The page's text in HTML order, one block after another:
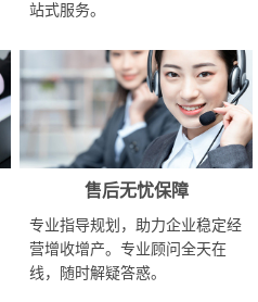
站式服务。
售后无忧保障
专业指导规划，助力企业稳定经
营增收增产。专业顾问全天在
线，随时解疑答惑。